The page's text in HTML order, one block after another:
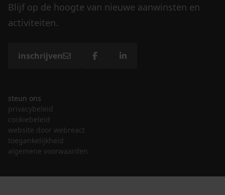
Blijf op de hoogte van nieuwe aanwinsten en
activiteiten.
inschrijven
steun ons
privacybeleid
cookiebeleid
website door webreact
toegankelijkheid
algemene voorwaarden